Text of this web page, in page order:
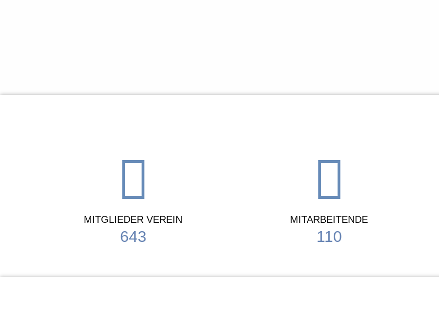
MITGLIEDER VEREIN
643
MITARBEITENDE
110